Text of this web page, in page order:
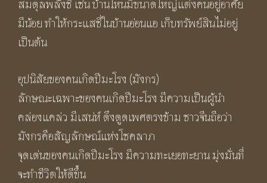
สมดุลพลังชี่ เช่น บ้านไหนมีขนาดใหญ่แต่งคนอยู่อาศัย
มีน้อย ทำให้กระแสชี่ในบ้านอ่อนแอ เก็บทรัพย์สินไม่อยู่
เป็นต้น
อุปนิสัยของคนเกิดปีมะโรง (มังกร)
ลักษณะเฉพาะของคนเกิดปีมะโรง มีความเป็นผู้นำ
คล่องแคล่ว มีเสน่ห์ ดึงดูดเพศตรงข้าม ชาวจีนถือว่า
มังกรคือสัญลักษณ์แห่งโชคลาภ
จุดเด่นของคนเกิดปีมะโรง มีความทะเยอทะยาน มุ่งมั่นที่
จะทำชีวิตให้ดีขึ้น